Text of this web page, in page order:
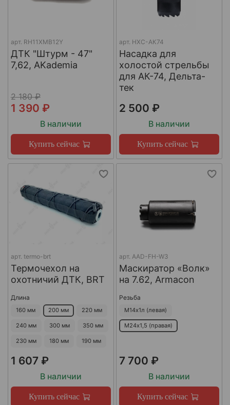
арт. RH11XMB12Y
ДТК "Штурм - 47"
7,62, AKademia
2 180 ₽
1 390 ₽
В наличии
Купить сейчас
арт. НХС-АК74
Насадка для
холостой стрельбы
для АК-74, Дельта-
тек
2 500 ₽
В наличии
Купить сейчас
арт. termo-brt
Термочехол на
охотничий ДТК, BRT
Длина
160 мм 200 мм 220 мм
240 мм 300 мм 350 мм
230 мм 180 мм 190 мм
1 607 ₽
В наличии
Купить сейчас
арт. AAD-FH-W3
Маскиратор «Волк»
на 7.62, Armacon
Резьба
М14х1л (левая)
М24х1,5 (правая)
7 700 ₽
В наличии
Купить сейчас